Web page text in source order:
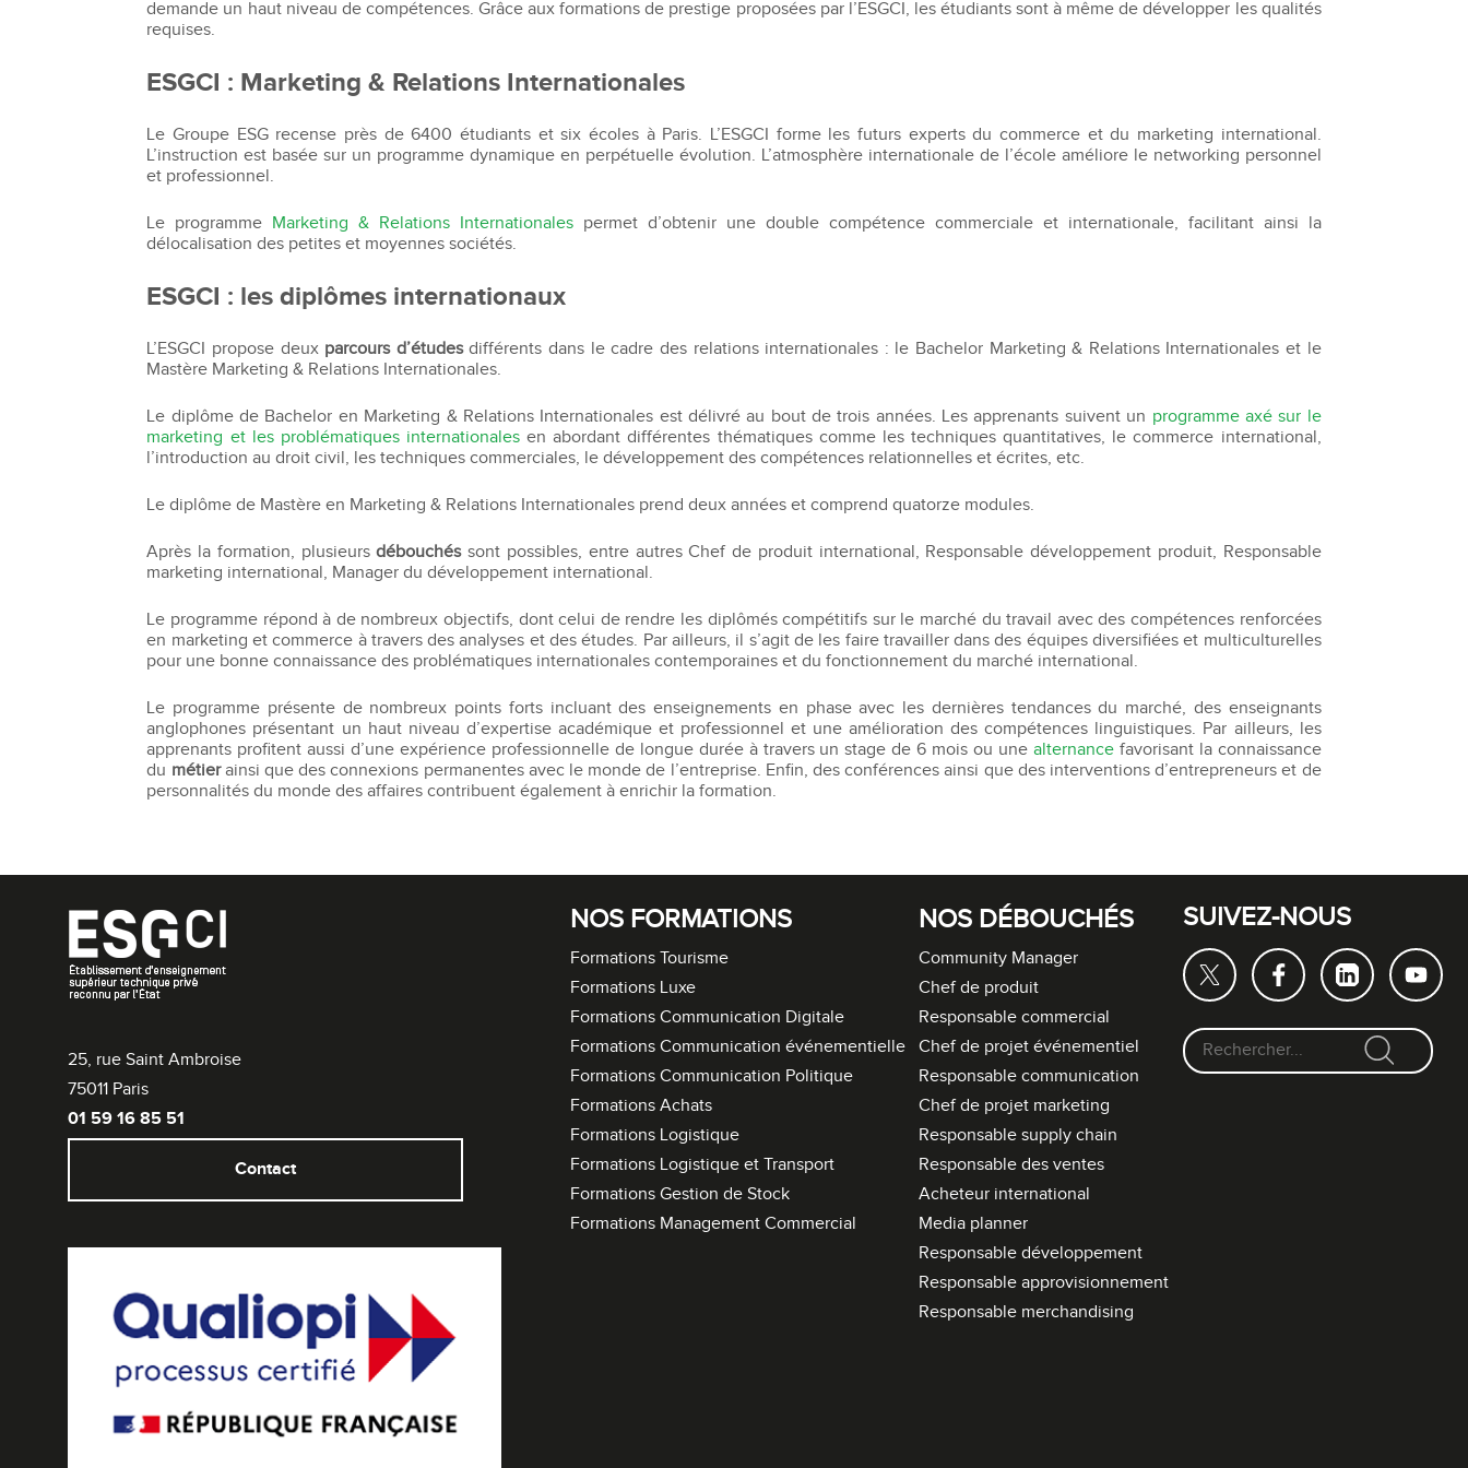
demande un haut niveau de compétences. Grâce aux formations de prestige proposées par l’ESGCI, les étudiants sont à même de développer les qualités
requises.
ESGCI : Marketing & Relations Internationales
Le Groupe ESG recense près de 6400 étudiants et six écoles à Paris. L’ESGCI forme les futurs experts du commerce et du marketing international.
L’instruction est basée sur un programme dynamique en perpétuelle évolution. L’atmosphère internationale de l’école améliore le networking personnel
et professionnel.
Le programme Marketing & Relations Internationales permet d’obtenir une double compétence commerciale et internationale, facilitant ainsi la
délocalisation des petites et moyennes sociétés.
ESGCI : les diplômes internationaux
L’ESGCI propose deux parcours d’étudesdifférents dans le cadre des relations internationales : le Bachelor Marketing & Relations Internationales et le
Mastère Marketing & Relations Internationales.
Le diplôme de Bachelor en Marketing & Relations Internationales est délivré au bout de trois années. Les apprenants suivent un programme axé sur le
marketing et les problématiques internationalesen abordant différentes thématiques comme les techniques quantitatives, le commerce international,
l’introduction au droit civil, les techniques commerciales, le développement des compétences relationnelles et écrites, etc.
Le diplôme de Mastère en Marketing & Relations Internationales prend deux années et comprend quatorze modules.
Après la formation, plusieursdébouchéssont possibles, entre autres Chef de produit international, Responsable développement produit, Responsable
marketing international, Manager du développement international.
Le programme répond à de nombreux objectifs, dont celui de rendre les diplômés compétitifs sur le marché du travail avec des compétences renforcées
en marketing et commerce à travers des analyses et des études. Par ailleurs, il s’agit de les faire travailler dans des équipes diversifiées et multiculturelles
pour une bonne connaissance des problématiques internationales contemporaines et du fonctionnement du marché international.
Le programme présente de nombreux points forts incluant des enseignements en phase avec les dernières tendances du marché, des enseignants
anglophones présentant un haut niveau d’expertise académique et professionnel et une amélioration des compétences linguistiques. Par ailleurs, les
apprenants profitent aussi d’une expérience professionnelle de longue durée à travers un stage de 6 mois ou une alternancefavorisant la connaissance
du métierainsi que des connexions permanentes avec le monde de l’entreprise. Enfin, des conférences ainsi que des interventions d’entrepreneurs et de
personnalités du monde des affaires contribuent également à enrichir la formation.
Double diplôme
Projets et voyages
Programme Disney
Bachelor Commerce Marketing
Bachelor Communication, projets
événementiels et digitaux
Bachelor QSE - Qualité Sécurité
Environnement
Bachelor Luxe – Développement
Commercial et Marketing
Bachelor Tourisme
Mastère Marketing Produit :
Cosmétiques et Bien-être
25, rue Saint Ambroise
75011 Paris
01 59 16 85 51
Contact
NOS FORMATIONS
Formations Tourisme
Formations Luxe
Formations Communication Digitale
Formations Communication événementielle
Formations Communication Politique
Formations Achats
Formations Logistique
Formations Logistique et Transport
Formations Gestion de Stock
Formations Management Commercial
NOS DÉBOUCHÉS
Community Manager
Chef de produit
Responsable commercial
Chef de projet événementiel
Responsable communication
Chef de projet marketing
Responsable supply chain
Responsable des ventes
Acheteur international
Media planner
Responsable développement
Responsable approvisionnement
Responsable merchandising
SUIVEZ-NOUS
F